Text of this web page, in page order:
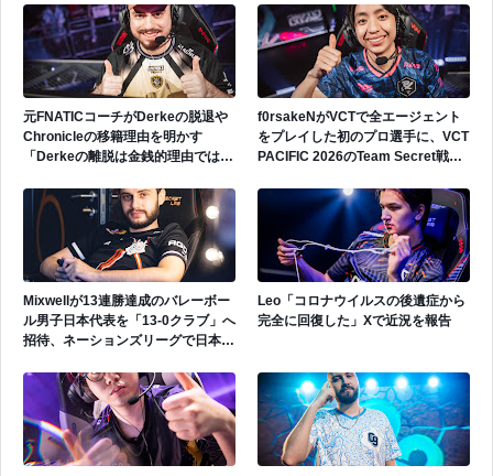
元FNATICコーチがDerkeの脱退や
Chronicleの移籍理由を明かす
「Derkeの離脱は金銭的理由ではな
f0rsakeNがVCTで全エージェント
をプレイした初のプロ選手に、VCT
PACIFIC 2026のTeam Secret戦で
Mixwellが13連勝達成のバレーボー
ル男子日本代表を「13-0クラブ」へ
招待、ネーションズリーグで日本代
Leo「コロナウイルスの後遺症から
完全に回復した」Xで近況を報告